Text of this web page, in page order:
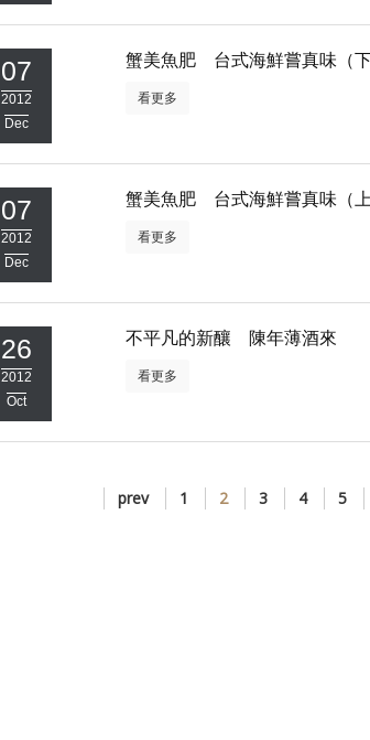
07
2012
Dec
蟹美魚肥 台式海鮮嘗真味（下
看更多
07
2012
Dec
蟹美魚肥 台式海鮮嘗真味（上
看更多
26
2012
Oct
不平凡的新釀 陳年薄酒來
看更多
prev 1 2 3 4 5